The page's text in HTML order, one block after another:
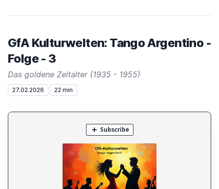
GfA Kulturwelten: Tango Argentino -
Folge - 3
Das goldene Zeitalter (1935 - 1955)
27.02.2026 22 min